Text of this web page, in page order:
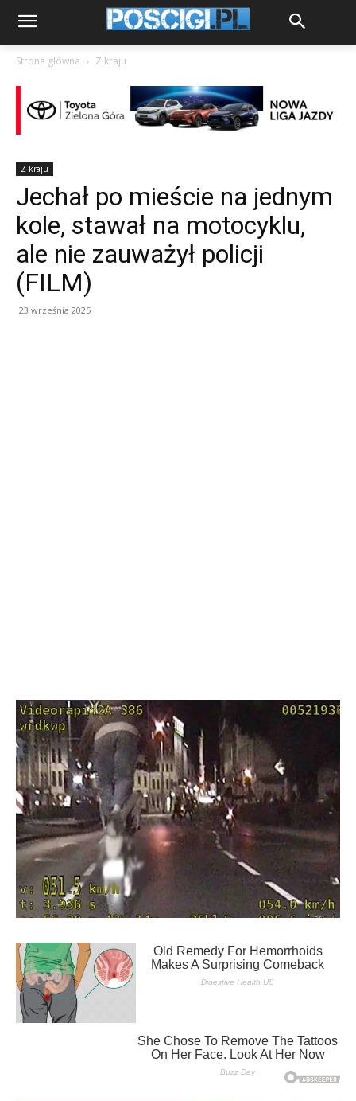
Strona główna Z kraju
Z kraju
Jechał po mieście na jednym
kole, stawał na motocyklu,
ale nie zauważył policji
(FILM)
23 września 2025